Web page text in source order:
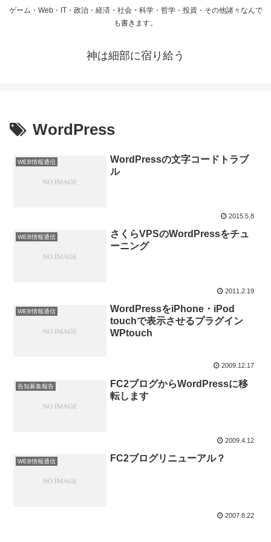
ゲーム・Web・IT・政治・経済・社会・科学・哲学・投資・その他諸々なんで
も書きます。
神は細部に宿り給う
WordPress
WEB情報通信
WordPressの文字コードトラブ
ル
2015.5.8
WEB情報通信
さくらVPSのWordPressをチュ
ーニング
2011.2.19
WEB情報通信
WordPressをiPhone・iPod
touchで表示させるプラグイン
WPtouch
2009.12.17
告知募集報告
FC2ブログからWordPressに移
転します
2009.4.12
WEB情報通信 FC2ブログリニューアル？
2007.8.22